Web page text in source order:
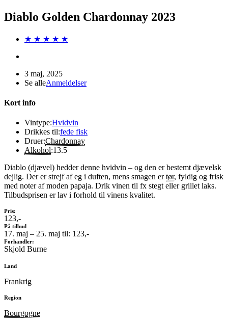
Diablo Golden Chardonnay 2023
★ ★ ★ ★ ★
3 maj, 2025
Se alleAnmeldelser
Kort info
Vintype:Hvidvin
Drikkes til:fede fisk
Druer:Chardonnay
Alkohol:13.5
Diablo (djævel) hedder denne hvidvin – og den er bestemt djævelsk
dejlig. Der er strejf af eg i duften, mens smagen ertør, fyldig og frisk
med noter af moden papaja. Drik vinen til fx stegt eller grillet laks.
Tilbudsprisen er lav i forhold til vinens kvalitet.
Pris:
123,-
På tilbud
17. maj – 25. maj til: 123,-
Forhandler:
Skjold Burne
Land
Frankrig
Region
Bourgogne